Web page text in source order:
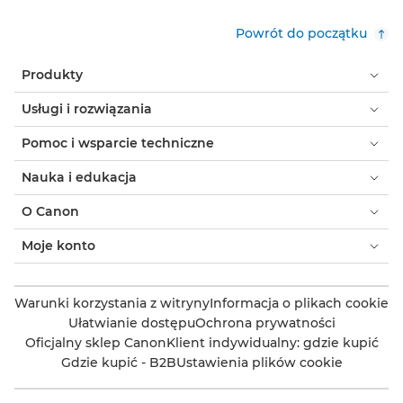
Powrót do początku
Produkty
Usługi i rozwiązania
Pomoc i wsparcie techniczne
Nauka i edukacja
O Canon
Moje konto
Warunki korzystania z witrynyInformacja o plikach cookie
Ułatwianie dostępuOchrona prywatności
Oficjalny sklep CanonKlient indywidualny: gdzie kupić
Gdzie kupić - B2BUstawienia plików cookie